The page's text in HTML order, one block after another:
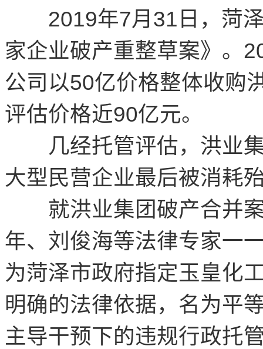
2019年7月31日，菏泽
家企业破产重整草案》。
公司以50亿价格整体收购
评估价格近90亿元。
几经托管评估，洪业集
大型民营企业最后被消耗
就洪业集团破产合并案
年、刘俊海等法律专家一
为菏泽市政府指定玉皇化
明确的法律依据，名为平
主导干预下的违规行政托